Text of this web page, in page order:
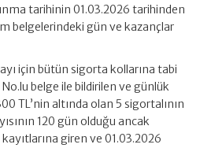
tarihinin 01.03.2026 tarihinden
belgelerindeki gün ve kazançlar
için bütün sigorta kollarına tabi
belge ile bildirilen ve günlük
TL’nin altında olan 5 sigortalının
120 gün olduğu ancak
giren ve 01.03.2026